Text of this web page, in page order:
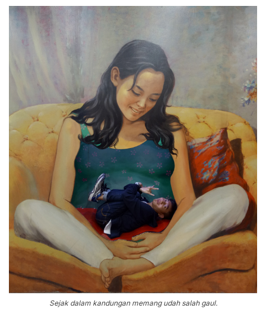
Sejak dalam kandungan memang udah salah gaul.